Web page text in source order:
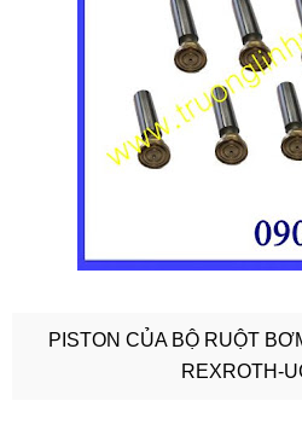
PISTON CỦA BỘ RUỘT
REXROTH-